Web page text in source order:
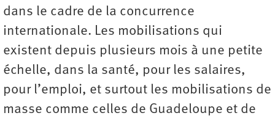
dans le cadre de la concurrence
internationale. Les mobilisations qui
existent depuis plusieurs mois à une petite
échelle, dans la santé, pour les salaires,
pour l’emploi, et surtout les mobilisations de
masse comme celles de Guadeloupe et de